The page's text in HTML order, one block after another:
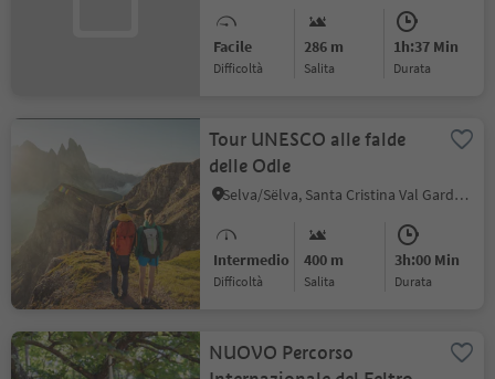
Facile
Difficoltà
286 m
Salita
1h:37 Min
durata
Tour UNESCO alle falde
delle Odle
Selva/Sëlva, Santa Cristina Val Gardena, Regione dolomitica Val Gardena
Intermedio
Difficoltà
400 m
Salita
3h:00 Min
durata
NUOVO Percorso